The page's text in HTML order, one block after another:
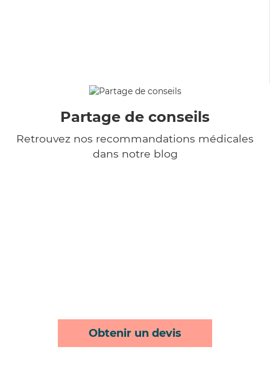
Partage de conseils
Retrouvez nos recommandations médicales
dans notre blog
Obtenir un devis